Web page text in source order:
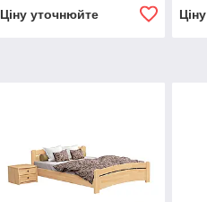
Ціну уточнюйте